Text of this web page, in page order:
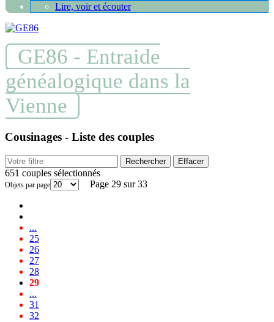
Lire, voir et écouter
GE86 - Entraide
généalogique dans la
Vienne
Cousinages - Liste des couples
Rechercher Effacer
651 couples sélectionnés
Objets par page Page 29 sur 33
...
25
26
27
28
29
...
31
32